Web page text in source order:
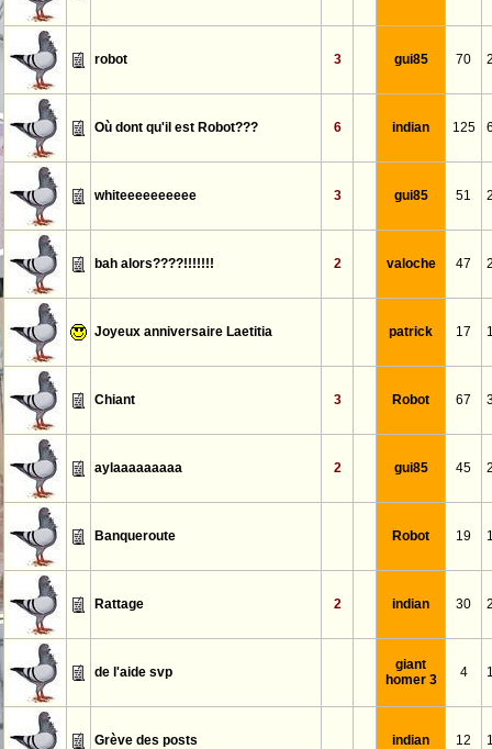
robot 3 gui85 70
Où dont qu'il est Robot??? 6 indian 125
whiteeeeeeeeee 3 gui85 51
bah alors????!!!!!!! 2 valoche 47
Joyeux anniversaire Laetitia patrick 17
Chiant 3 Robot 67
aylaaaaaaaaa 2 gui85 45
Banqueroute Robot 19
Rattage 2 indian 30
de l'aide svp
giant
homer 3
4
Grève des posts indian 12